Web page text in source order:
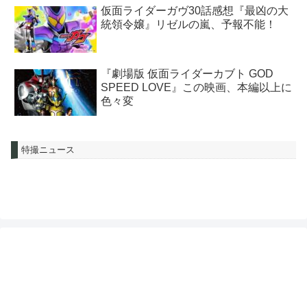
仮面ライダーガヴ30話感想『最凶の大
統領令嬢』リゼルの嵐、予報不能！
『劇場版 仮面ライダーカブト GOD
SPEED LOVE』この映画、本編以上に
色々変
特撮ニュース